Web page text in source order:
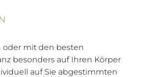
oder mit den besten
besonders auf Ihren Körper
auf Sie abgestimmten